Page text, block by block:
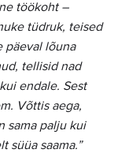
töökoht –
tüdruk, teised
päeval lõuna
tellisid nad
endale. Sest
Võttis aega,
sama palju kui
süüa saama.”